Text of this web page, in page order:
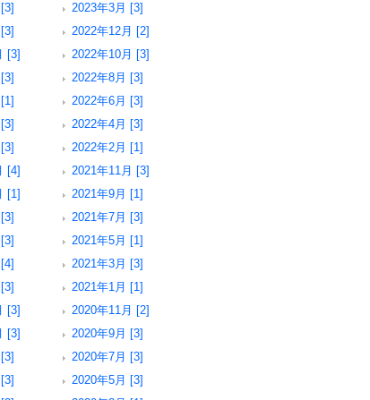
2023年3月 [3]
2022年12月 [2]
[3]
2022年10月 [3]
2022年8月 [3]
2022年6月 [3]
2022年4月 [3]
2022年2月 [1]
[4]
2021年11月 [3]
[1]
2021年9月 [1]
2021年7月 [3]
2021年5月 [1]
2021年3月 [3]
2021年1月 [1]
[3]
2020年11月 [2]
[3]
2020年9月 [3]
2020年7月 [3]
2020年5月 [3]